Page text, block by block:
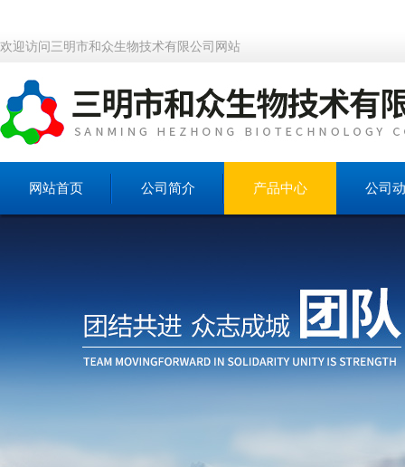
欢迎访问三明市和众生物技术有限公司网站
网站首页 公司简介 产品中心 公司